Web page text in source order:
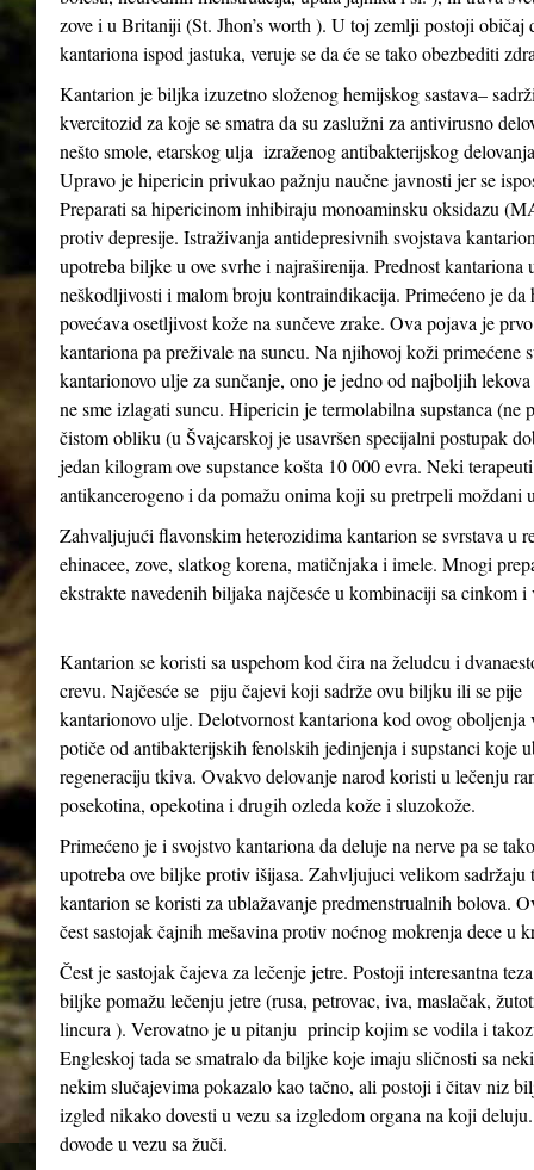
zove i u Britaniji (St. Jhon’s worth ). U toj zemlji postoji običaj
kantariona ispod jastuka, veruje se da će se tako obezbediti
Kantarion je biljka izuzetno složenog hemijskog sastava–
kvercitozid za koje se smatra da su zaslužni za antivirusno
nešto smole, etarskog ulja izraženog antibakterijskog
Upravo je hipericin privukao pažnju naučne javnosti jer se
Preparati sa hipericinom inhibiraju monoaminsku oksidazu
protiv depresije. Istraživanja antidepresivnih svojstava
upotreba biljke u ove svrhe i najraširenija. Prednost kantariona
neškodljivosti i malom broju kontraindikacija. Primećeno je
povećava osetljivost kože na sunčeve zrake. Ova pojava je
kantariona pa preživale na suncu. Na njihovoj koži primećene
kantarionovo ulje za sunčanje, ono je jedno od najboljih
ne sme izlagati suncu. Hipericin je termolabilna supstanca (ne
čistom obliku (u Švajcarskoj je usavršen specijalni postupak
jedan kilogram ove supstance košta 10 000 evra. Neki
antikancerogeno i da pomažu onima koji su pretrpeli moždani
Zahvaljujući flavonskim heterozidima kantarion se svrstava u
ehinacee, zove, slatkog korena, matičnjaka i imele. Mnogi
ekstrakte navedenih biljaka najčesće u kombinaciji sa cinkom
Kantarion se koristi sa uspehom kod čira na želudcu i
crevu. Najčesće se piju čajevi koji sadrže ovu biljku ili se pije
kantarionovo ulje. Delotvornost kantariona kod ovog oboljenja
potiče od antibakterijskih fenolskih jedinjenja i supstanci koje
regeneraciju tkiva. Ovakvo delovanje narod koristi u lečenju
posekotina, opekotina i drugih ozleda kože i sluzokože.
Primećeno je i svojstvo kantariona da deluje na nerve pa se
upotreba ove biljke protiv išijasa. Zahvljujuci velikom sadržaju
kantarion se koristi za ublažavanje predmenstrualnih bolova.
čest sastojak čajnih mešavina protiv noćnog mokrenja dece u
Čest je sastojak čajeva za lečenje jetre. Postoji interesantna
biljke pomažu lečenju jetre (rusa, petrovac, iva, maslačak,
lincura ). Verovatno je u pitanju princip kojim se vodila i
Engleskoj tada se smatralo da biljke koje imaju sličnosti sa
nekim slučajevima pokazalo kao tačno, ali postoji i čitav niz
izgled nikako dovesti u vezu sa izgledom organa na koji
dovode u vezu sa žuči.